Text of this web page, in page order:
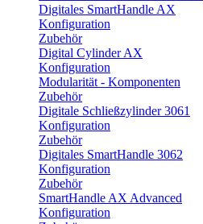
Digitales SmartHandle AX
Konfiguration
Zubehör
Digital Cylinder AX
Konfiguration
Modularität - Komponenten
Zubehör
Digitale Schließzylinder 3061
Konfiguration
Zubehör
Digitales SmartHandle 3062
Konfiguration
Zubehör
SmartHandle AX Advanced
Konfiguration